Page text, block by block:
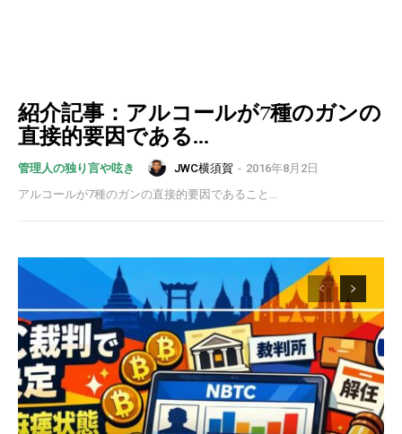
紹介記事：アルコールが7種のガンの
直接的要因である...
管理人の独り言や呟き JWC横須賀 - 2016年8月2日
アルコールが7種のガンの直接的要因であること...